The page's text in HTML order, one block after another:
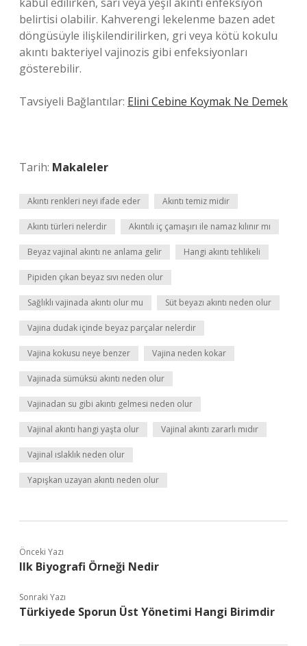
belirtisi olabilir. Kahverengi lekelenme bazen adet
döngüsüyle ilişkilendirilirken, gri veya kötü kokulu
akıntı bakteriyel vajinozis gibi enfeksiyonları
gösterebilir.
Tavsiyeli Bağlantılar: Elini Cebine Koymak Ne Demek
Tarih: Makaleler
Akıntı renkleri neyi ifade eder Akıntı temiz midir
Akıntı türleri nelerdir Akıntılı iç çamaşırı ile namaz kılınır mı
Beyaz vajinal akıntı ne anlama gelir Hangi akıntı tehlikeli
Pipiden çıkan beyaz sıvı neden olur
Sağlıklı vajinada akıntı olur mu Süt beyazı akıntı neden olur
Vajina dudak içinde beyaz parçalar nelerdir
Vajina kokusu neye benzer Vajina neden kokar
Vajinada sümüksü akıntı neden olur
Vajinadan su gibi akıntı gelmesi neden olur
Vajinal akıntı hangi yaşta olur Vajinal akıntı zararlı mıdır
Vajinal ıslaklık neden olur
Yapışkan uzayan akıntı neden olur
Önceki Yazı
Ilk Biyografi Örneği Nedir
Sonraki Yazı
Türkiyede Sporun Üst Yönetimi Hangi Birimdir